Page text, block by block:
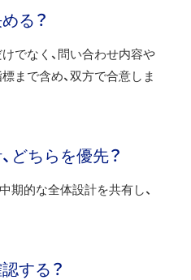
る？
でなく、問い合わせ内容や
まで含め、双方で合意しま
どちらを優先？
期的な全体設計を共有し、
する？